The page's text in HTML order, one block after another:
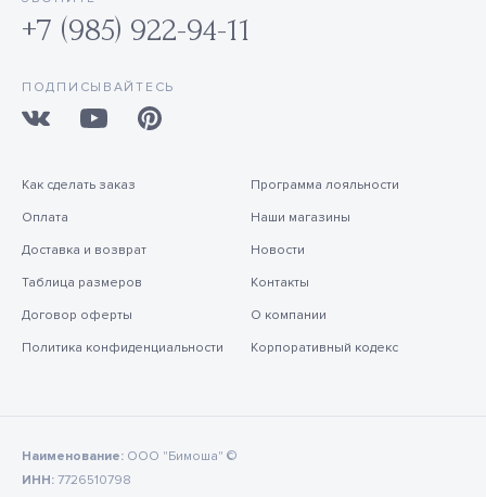
+7 (985) 922-94-11
ПОДПИСЫВАЙТЕСЬ
Как сделать заказ
Оплата
Доставка и возврат
Таблица размеров
Договор оферты
Политика конфиденциальности
Программа лояльности
Наши магазины
Новости
Контакты
О компании
Корпоративный кодекс
Наименование: ООО "Бимоша" ©
ИНН: 7726510798